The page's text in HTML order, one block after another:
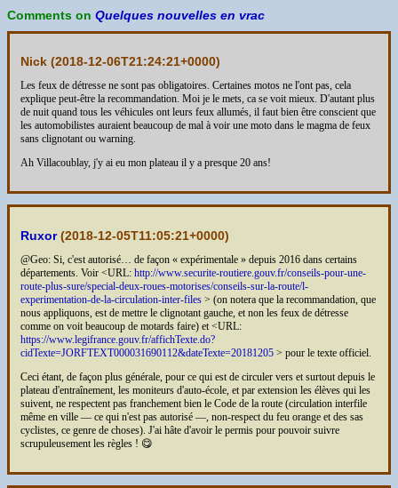
Comments on Quelques nouvelles en vrac
Nick (2018-12-06T21:24:21+0000)
Les feux de détresse ne sont pas obligatoires. Certaines motos ne l'ont pas, cela
explique peut-être la recommandation. Moi je le mets, ca se voit mieux. D'autant plus
de nuit quand tous les véhicules ont leurs feux allumés, il faut bien être conscient que
les automobilistes auraient beaucoup de mal à voir une moto dans le magma de feux
sans clignotant ou warning.
Ah Villacoublay, j'y ai eu mon plateau il y a presque 20 ans!
Ruxor(2018-12-05T11:05:21+0000)
@Geo: Si, c'est autorisé… de façon « expérimentale » depuis 2016 dans certains
départements. Voir <URL: http://www.securite-routiere.gouv.fr/conseils-pour-une-
route-plus-sure/special-deux-roues-motorises/conseils-sur-la-route/l-
experimentation-de-la-circulation-inter-files > (on notera que la recommandation, que
nous appliquons, est de mettre le clignotant gauche, et non les feux de détresse
comme on voit beaucoup de motards faire) et <URL:
https://www.legifrance.gouv.fr/affichTexte.do?
cidTexte=JORFTEXT000031690112&dateTexte=20181205 > pour le texte officiel.
Ceci étant, de façon plus générale, pour ce qui est de circuler vers et surtout depuis le
plateau d'entraînement, les moniteurs d'auto-école, et par extension les élèves qui les
suivent, ne respectent pas franchement bien le Code de la route (circulation interfile
même en ville — ce qui n'est pas autorisé —, non-respect du feu orange et des sas
cyclistes, ce genre de choses). J'ai hâte d'avoir le permis pour pouvoir suivre
scrupuleusement les règles ! 😋